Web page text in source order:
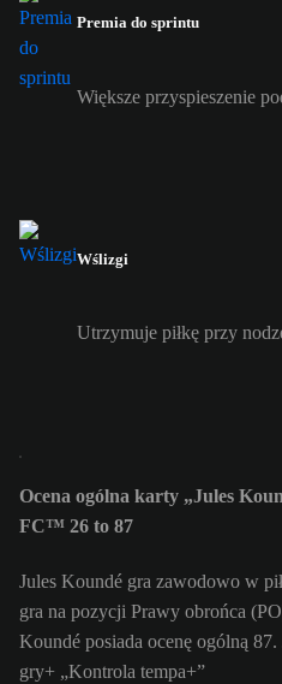
Premia do sprintu
Większe przyspieszenie
Wślizgi
Utrzymuje piłkę przy
Ocena ogólna karty „Jules
FC™ 26 to 87
Jules Koundé gra zawodowo w
gra na pozycji Prawy obrońca
Koundé posiada ocenę ogólną 87.
gry+ „Kontrola tempa+”